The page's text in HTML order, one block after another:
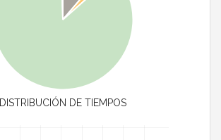
DISTRIBUCIÓN DE TIEMPOS